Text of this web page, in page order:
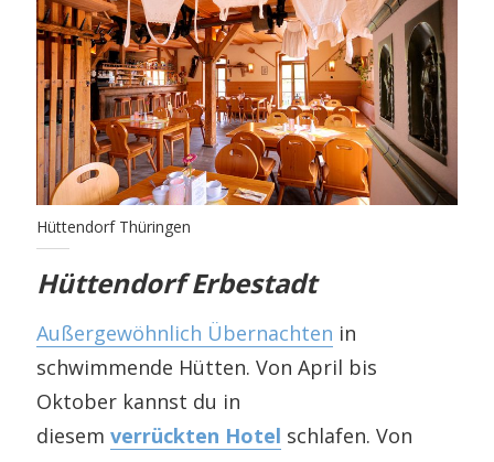
Hüttendorf Thüringen
Hüttendorf Erbestadt
Außergewöhnlich Übernachten in
schwimmende Hütten. Von April bis
Oktober kannst du in
diesemverrückten Hotel schlafen. Von